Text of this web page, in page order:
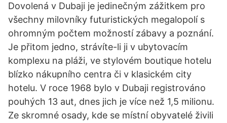
Dovolená v Dubaji je jedinečným zážitkem pro
všechny milovníky futuristických megalopolí s
ohromným počtem možností zábavy a poznání.
Je přitom jedno, strávíte-li ji v ubytovacím
komplexu na pláži, ve stylovém boutique hotelu
blízko nákupního centra či v klasickém city
hotelu. V roce 1968 bylo v Dubaji registrováno
pouhých 13 aut, dnes jich je více než 1,5 milionu.
Ze skromné osady, kde se místní obyvatelé živili